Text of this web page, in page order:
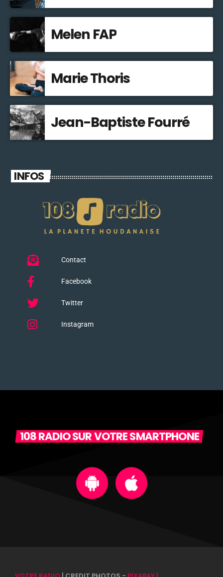
Melen FAP
Marie Thoris
Jean-Baptiste Fourré
INFOS
Contact
Facebook
Twitter
Instagram
108 RADIO SUR VOTRE SMARTPHONE